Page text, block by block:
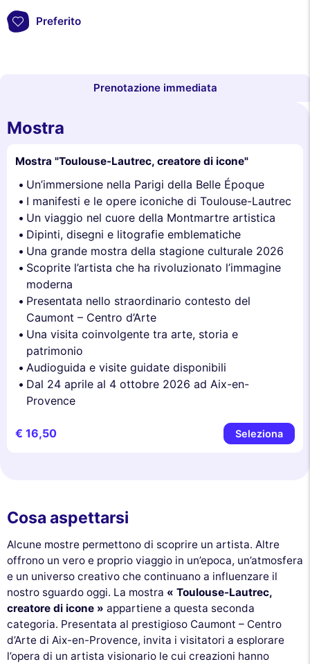
Preferito
Prenotazione immediata
Mostra
Mostra "Toulouse-Lautrec, creatore di icone"
Un’immersione nella Parigi della Belle Époque
I manifesti e le opere iconiche di Toulouse-Lautrec
Un viaggio nel cuore della Montmartre artistica
Dipinti, disegni e litografie emblematiche
Una grande mostra della stagione culturale 2026
Scoprite l’artista che ha rivoluzionato l’immagine
moderna
Presentata nello straordinario contesto del
Caumont – Centro d’Arte
Una visita coinvolgente tra arte, storia e
patrimonio
Audioguida e visite guidate disponibili
Dal 24 aprile al 4 ottobre 2026 ad Aix-en-
Provence
€ 16,50 Seleziona
Cosa aspettarsi
Alcune mostre permettono di scoprire un artista. Altre
offrono un vero e proprio viaggio in un’epoca, un’atmosfera
e un universo creativo che continuano a influenzare il
nostro sguardo oggi. La mostra « Toulouse-Lautrec,
creatore di icone » appartiene a questa seconda
categoria. Presentata al prestigioso Caumont – Centro
d’Arte di Aix-en-Provence, invita i visitatori a esplorare
l’opera di un artista visionario le cui creazioni hanno